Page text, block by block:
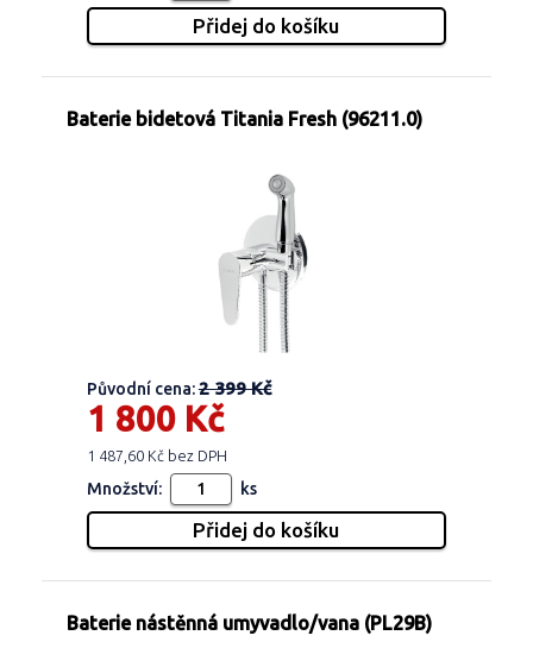
Baterie bidetová Titania Fresh (96211.0)
Původní cena:2 399 Kč
1 800 Kč
1 487,60 Kč bez DPH
Množství: ks
Baterie nástěnná umyvadlo/vana (PL29B)